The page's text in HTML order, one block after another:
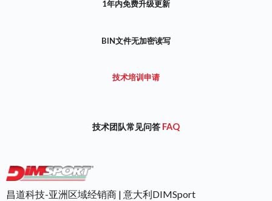
1年内免费升级更新
BIN文件无加密读写
技术培训申请
技术团队常见问答 FAQ
昌道科技-亚洲区域经销商 | 意大利DIMSport